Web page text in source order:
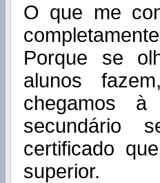
O que me
Porque se
alunos
chegamos
secundário
certificado
superior.